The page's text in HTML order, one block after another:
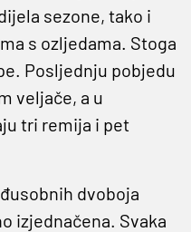
sezone, tako i
s ozljedama. Stoga
Posljednju pobjedu
veljače, a u
tri remija i pet
dvoboja
izjednačena. Svaka